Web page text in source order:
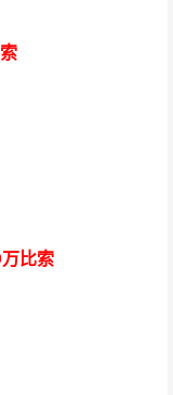
比索